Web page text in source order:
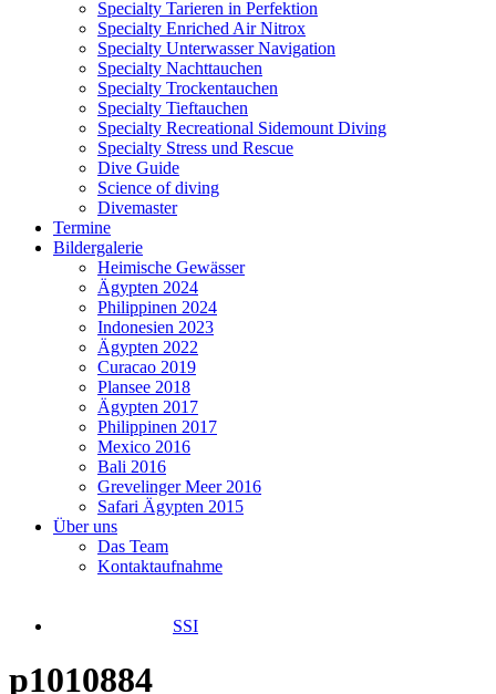
Specialty Tarieren in Perfektion
Specialty Enriched Air Nitrox
Specialty Unterwasser Navigation
Specialty Nachttauchen
Specialty Trockentauchen
Specialty Tieftauchen
Specialty Recreational Sidemount Diving
Specialty Stress und Rescue
Dive Guide
Science of diving
Divemaster
Termine
Bildergalerie
Heimische Gewässer
Ägypten 2024
Philippinen 2024
Indonesien 2023
Ägypten 2022
Curacao 2019
Plansee 2018
Ägypten 2017
Philippinen 2017
Mexico 2016
Bali 2016
Grevelinger Meer 2016
Safari Ägypten 2015
Über uns
Das Team
Kontaktaufnahme
SSI
p1010884